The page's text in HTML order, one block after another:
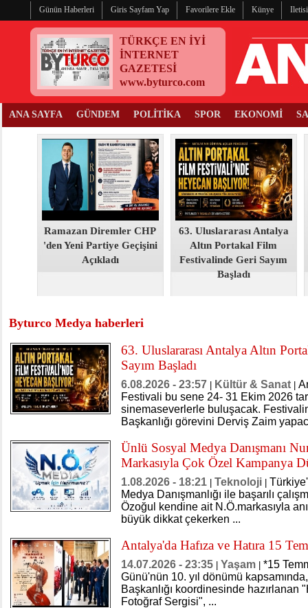
Günün Haberleri Giris Sayfam Yap Favorilere Ekle Künye
TÜRKÇE EN İYİ
İNTERNET
GAZETESİ
www.byturco.com
ANA SAYFA GÜNDEM POLİTİKA SPOR EKONOMİ
Ramazan Diremler CHP
'den Yeni Partiye Geçişini
Açıkladı
63. Uluslararası Antalya
Altın Portakal Film
Festivalinde Geri Sayım
Başladı
Byturco Medya haberleri
63. Uluslararası Antalya Altın
Sayım Başladı
6.08.2026 - 23:57 Kültür & Sanat
Festivali bu sene 24- 31 Ekim 2026
sinemaseverlerle buluşacak.
Başkanlığı görevini Derviş Zaim
Ünlü Sosyal Medya Danışmanı
Markasıyla Çok Özel Kampanya
1.08.2026 - 18:21 Teknoloji
Medya Danışmanlığı ile başarılı
Özoğul kendine ait N.Ö.markasıyla
büyük dikkat çekerken ...
Antalya'da Hafıza ve Hatıra 15
14.07.2026 - 23:35 Yaşam
*15
Günü'nün 10. yıl dönümü
Başkanlığı koordinesinde hazırlanan
Fotoğraf Sergisi", ...